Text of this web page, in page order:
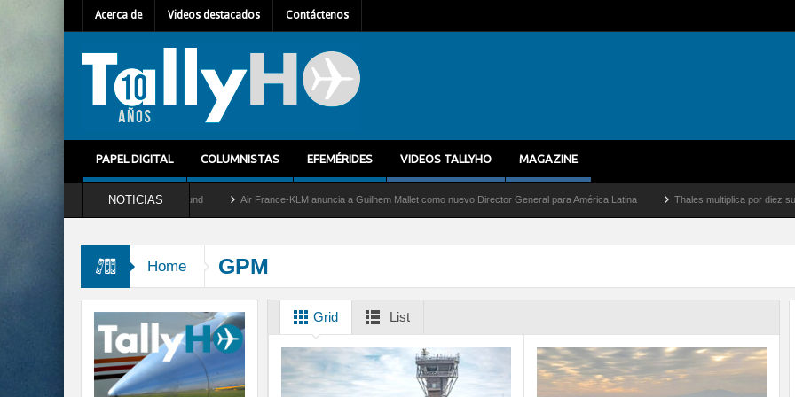
Acerca de Videos destacados Contáctenos
PAPEL DIGITAL COLUMNISTAS EFEMÉRIDES VIDEOS TALLYHO MAGAZINE
NOTICIAS
retira del servicio al C-2 Greyhound Air France-KLM anuncia a Guilhem Mallet como nuevo Director General para América Latina Thales multiplica por diez su
Home GPM
Grid List